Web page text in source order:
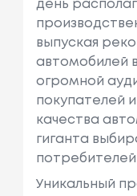
день
выпуская
автомобилей
огромной
покупателей
качества
гиганта
Уникальный